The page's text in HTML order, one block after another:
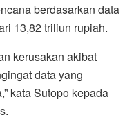
berdasarkan data
13,82 triliun rupiah.
kerusakan akibat
data yang
kata Sutopo kepada